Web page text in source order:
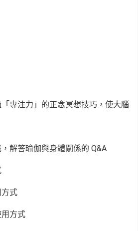
「專注力」的正念冥想技巧，使大腦
解答瑜伽與身體關係的 Q&A
式
方式